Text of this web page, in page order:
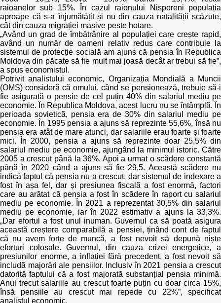
raioanelor sub 15%. În cazul raionului Nisporeni populația
aproape că s-a înjumătățit și nu din cauza natalității scăzute,
cât din cauza migrației masive peste hotare.
„Având un grad de îmbătrânire al populației care crește rapid,
având un număr de oameni relativ redus care contribuie la
sistemul de protecție socială am ajuns că pensia în Republica
Moldova din păcate să fie mult mai joasă decât ar trebui să fie”,
a spus economistul.
Potrivit analistului economic, Organizația Mondială a Muncii
(OMS) consideră că omului, când se pensionează, trebuie să-i
fie asigurată o pensie de cel puțin 40% din salariul mediu pe
economie. În Republica Moldova, acest lucru nu se întâmplă. În
perioada sovietică, pensia era de 30% din salariul mediu pe
economie. În 1995 pensia a ajuns să reprezinte 55,6%, însă nu
pensia era atât de mare atunci, dar salariile erau foarte și foarte
mici. În 2000, pensia a ajuns să reprezinte doar 25,5% din
salariul mediu pe economie, ajungând la minimul istoric. Către
2005 a crescut până la 36%. Apoi a urmat o scădere constantă
până în 2020 când a ajuns să fie 29,5. Această scădere nu
indică faptul că pensia nu a crescut, dar sistemul de indexare a
fost în așa fel, dar și presiunea fiscală a fost enormă, factori
care au arătat că pensia a fost în scădere în raport cu salariul
mediu pe economie. În 2021 a reprezentat 30,5% din salariul
mediu pe economie, iar în 2022 estimativ a ajuns la 33,3%.
„Dar efortul a fost unul inuman. Guvernul ca să poată asigura
această creștere comparabilă a pensiei, ținând cont de faptul
că nu avem forțe de muncă, a fost nevoit să depună niște
eforturi colosale. Guvernul, din cauza crizei energetice, a
presiunilor enorme, a inflației fără precedent, a fost nevoit să
includă majorări ale pensiilor. Inclusiv în 2021 pensia a crescut
datorită faptului că a fost majorată substanțial pensia minimă.
Anul trecut salariile au crescut foarte puțin cu doar circa 15%,
însă pensiile au crescut mai repede cu 22%”, specificat
analistul economic.